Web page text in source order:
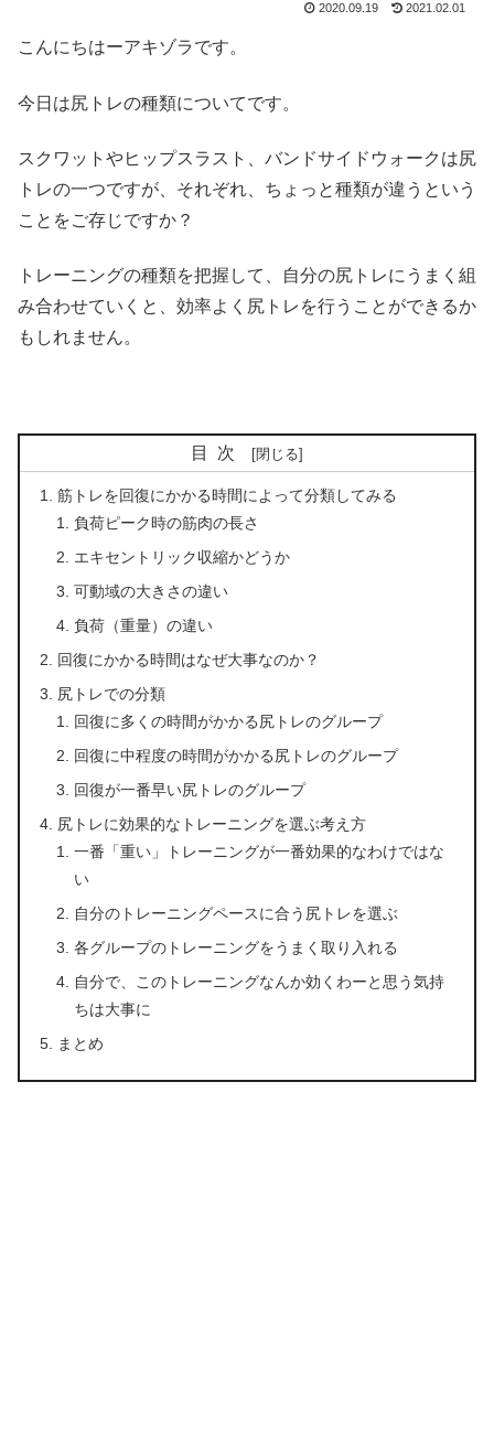
2020.09.19 2021.02.01
こんにちはーアキゾラです。
今日は尻トレの種類についてです。
スクワットやヒップスラスト、バンドサイドウォークは尻
トレの一つですが、それぞれ、ちょっと種類が違うという
ことをご存じですか？
トレーニングの種類を把握して、自分の尻トレにうまく組
み合わせていくと、効率よく尻トレを行うことができるか
もしれません。
目次
筋トレを回復にかかる時間によって分類してみる
負荷ピーク時の筋肉の長さ
エキセントリック収縮かどうか
可動域の大きさの違い
負荷（重量）の違い
回復にかかる時間はなぜ大事なのか？
尻トレでの分類
回復に多くの時間がかかる尻トレのグループ
回復に中程度の時間がかかる尻トレのグループ
回復が一番早い尻トレのグループ
尻トレに効果的なトレーニングを選ぶ考え方
一番「重い」トレーニングが一番効果的なわけではな
い
自分のトレーニングペースに合う尻トレを選ぶ
各グループのトレーニングをうまく取り入れる
自分で、このトレーニングなんか効くわーと思う気持
ちは大事に
まとめ